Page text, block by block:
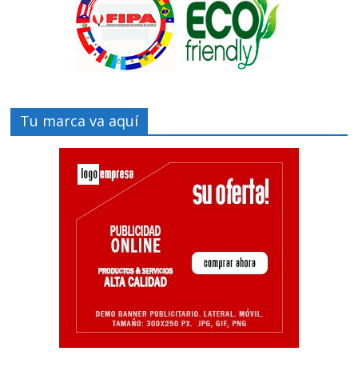
Tu marca va aquí